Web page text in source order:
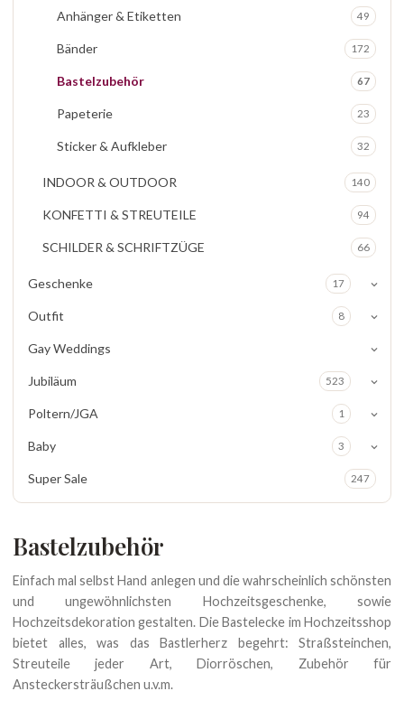
Anhänger & Etiketten 49
Bänder 172
Bastelzubehör 67
Papeterie 23
Sticker & Aufkleber 32
INDOOR & OUTDOOR 140
KONFETTI & STREUTEILE 94
SCHILDER & SCHRIFTZÜGE 66
Geschenke 17
Outfit 8
Gay Weddings
Jubiläum 523
Poltern/JGA 1
Baby 3
Super Sale 247
Bastelzubehör
Einfach mal selbst Hand anlegen und die wahrscheinlich schönsten
und ungewöhnlichsten Hochzeitsgeschenke, sowie
Hochzeitsdekoration gestalten. Die Bastelecke im Hochzeitsshop
bietet alles, was das Bastlerherz begehrt: Straßsteinchen,
Streuteile jeder Art, Diorröschen, Zubehör für
Ansteckersträußchen u.v.m.